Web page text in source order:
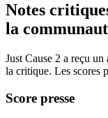
Notes
la
Just Cause 2 a reçu un
la critique. Les scores
Score presse